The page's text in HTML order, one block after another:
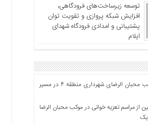
توسعه زیرساخت‌های فرودگاهی،
افزایش شبکه پروازی و تقویت توان
پشتیبانی و امدادی فرودگاه شهدای
ایلام
خدمات رسانی موکب محبان الرضای شهرداری منطقه ۴ در مسیر
از مراسم تعزیه خوانی در موکب محبان الرضا